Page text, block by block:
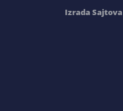
Izrada Sajtova